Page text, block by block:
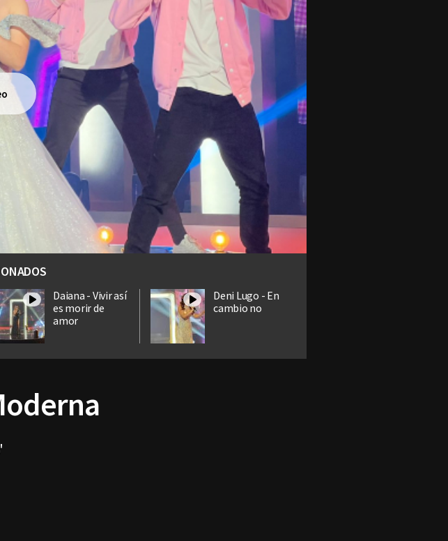
Daiana - Vivir así
es morir de
amor
Deni Lugo - En
cambio no